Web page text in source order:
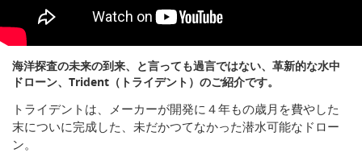
海洋探査の未来の到来、と言っても過言ではない、革新的な水中
ドローン、Trident（トライデント）のご紹介です。
トライデントは、メーカーが開発に４年もの歳月を費やした
末についに完成した、未だかつてなかった潜水可能なドロー
ン。